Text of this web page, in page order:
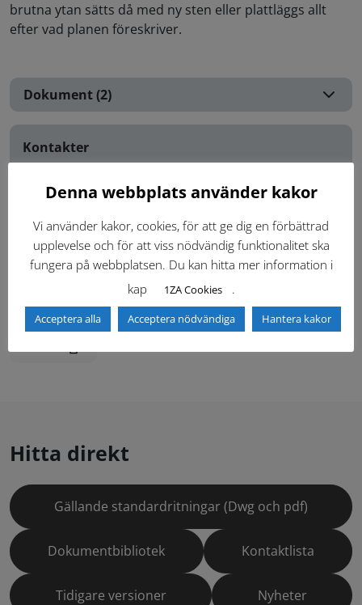
brutna ytan sätts då med ny sten eller plattläggs allt
efter vad planen föreskriver.
Dokument (2)
Kontakter
Logga in
Hitta direkt
Gällande standardritningar (Dwg och pdf)
Dokumentbibliotek Kontaktlista
Tidigare versioner Nyheter
Denna webbplats använder kakor
Vi använder kakor, cookies, för att ge dig en förbättrad
upplevelse och för att viss nödvändig funktionalitet ska
fungera på webbplatsen. Du kan hitta mer information i
kap
1ZA Cookies .
Acceptera alla Acceptera nödvändiga Hantera kakor